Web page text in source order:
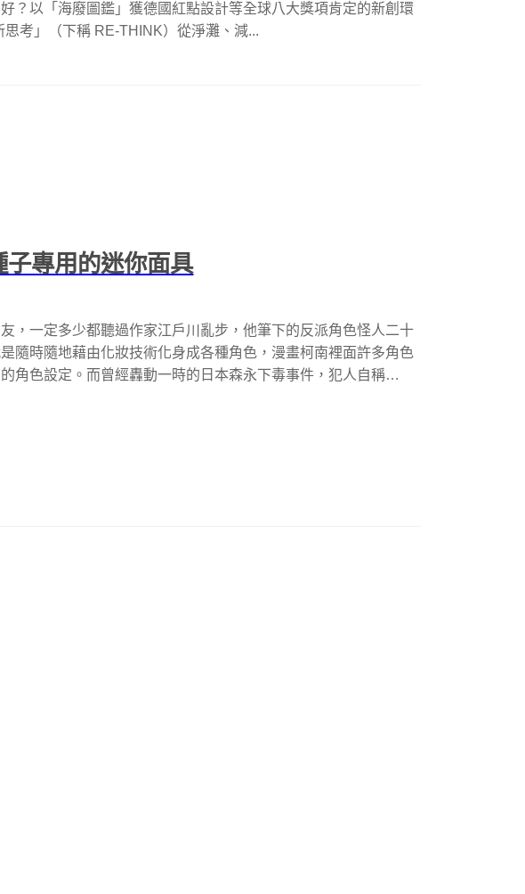
？以「海廢圖鑑」獲德國紅點設計等全球八大獎項肯定的新創環
考」（下稱 RE-THINK）從淨灘、減...
子專用的迷你面具
，一定多少都聽過作家江戶川亂步，他筆下的反派角色怪人二十
隨時隨地藉由化妝技術化身成各種角色，漫畫柯南裡面許多角色
角色設定。而曾經轟動一時的日本森永下毒事件，犯人自稱